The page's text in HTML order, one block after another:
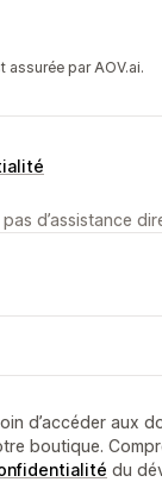
assurée par AOV.ai.
d’assistance
d’accéder aux
boutique.
du